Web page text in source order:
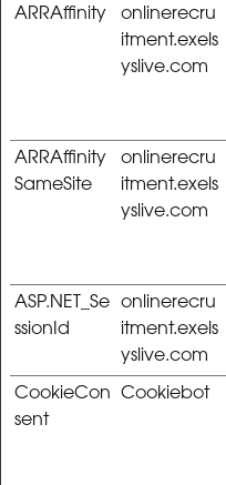
ARRAffinity
onlinerecru
itment.exels
yslive.com
ARRAffinity
SameSite
onlinerecru
itment.exels
yslive.com
ASP.NET_Se
ssionId
onlinerecru
itment.exels
yslive.com
CookieCon
sent
Cookiebot